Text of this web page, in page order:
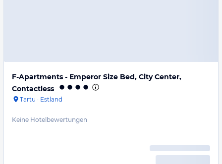
F-Apartments - Emperor Size Bed, City Center,
Contactless
Tartu · Estland
Keine Hotelbewertungen